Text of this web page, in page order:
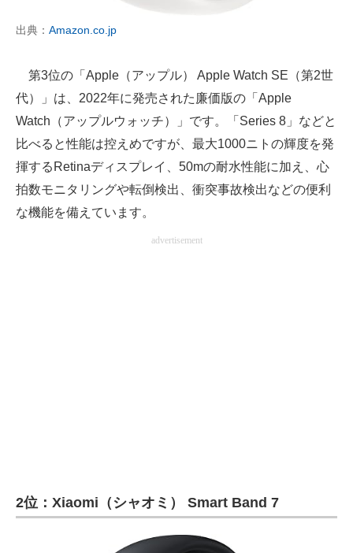
出典： Amazon.co.jp
第3位の「Apple（アップル） Apple Watch SE（第2世
代）」は、2022年に発売された廉価版の「Apple
Watch（アップルウォッチ）」です。「Series 8」などと
比べると性能は控えめですが、最大1000ニトの輝度を発
揮するRetinaディスプレイ、50mの耐水性能に加え、心
拍数モニタリングや転倒検出、衝突事故検出などの便利
な機能を備えています。
advertisement
2位：Xiaomi（シャオミ） Smart Band 7